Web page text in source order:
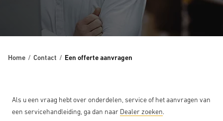
Home Contact Een offerte aanvragen
Als u een vraag hebt over onderdelen, service of het aanvragen van
een servicehandleiding, ga dan naar Dealer zoeken.